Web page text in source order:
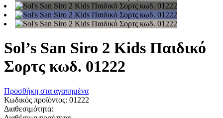
Sol’s San Siro 2 Kids Παιδικό
Σορτς κωδ. 01222
Προσθήκη στα αγαπημένα
Κωδικός προϊόντος: 01222
Διαθεσιμότητα: